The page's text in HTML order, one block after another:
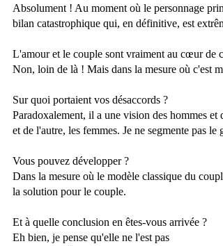
Absolument ! Au moment où le personnage
bilan catastrophique qui, en définitive, est
L'amour et le couple sont vraiment au cœur de
Non, loin de là ! Mais dans la mesure où c'est
Sur quoi portaient vos désaccords ?
Paradoxalement, il a une vision des hommes
et de l'autre, les femmes. Je ne segmente pas
Vous pouvez développer ?
Dans la mesure où le modèle classique du
la solution pour le couple.
Et à quelle conclusion en êtes-vous arrivée ?
Eh bien, je pense qu'elle ne l'est pas